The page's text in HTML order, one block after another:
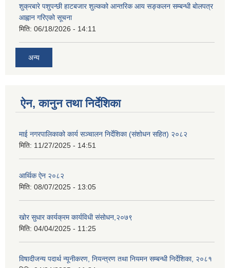
शुक्रबारे पशुपन्छी हाटबजार शुल्कको आन्तरिक आय सङ्कलन सम्बन्धी बोलपत्र
आह्वान गरिएको सूचना
मिति: 06/18/2026 - 14:11
अन्य
ऐन, कानुन तथा निर्देशिका
माई नगरपालिकाको कार्य सञ्चालन निर्देशिका (संशोधन सहित) २०८२
मिति: 11/27/2025 - 14:51
आर्थिक ऐन २०८२
मिति: 08/07/2025 - 13:05
खोर सुधार कार्यक्रम कार्यविधी संसोधन,२०७९
मिति: 04/04/2025 - 11:25
विषादीजन्य पदार्थ न्यूनीकरण, नियन्त्रण तथा नियमन सम्बन्धी निर्देशिका, २०८१